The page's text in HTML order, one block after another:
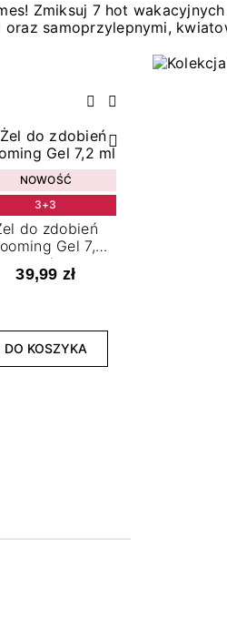
Zmiksuj 7 hot
oraz samoprzylepnymi,
Poprzedni
Następny
NOWOŚĆ
3+3
do zdobień
Gel 7,2
ml
39,99 zł
DO KOSZYKA